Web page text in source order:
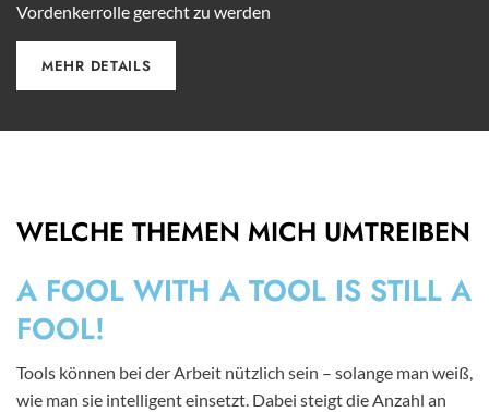
Vordenkerrolle gerecht zu werden
MEHR DETAILS
WELCHE THEMEN MICH UMTREIBEN
A FOOL WITH A TOOL IS STILL A
FOOL!
Tools können bei der Arbeit nützlich sein – solange man weiß,
wie man sie intelligent einsetzt. Dabei steigt die Anzahl an